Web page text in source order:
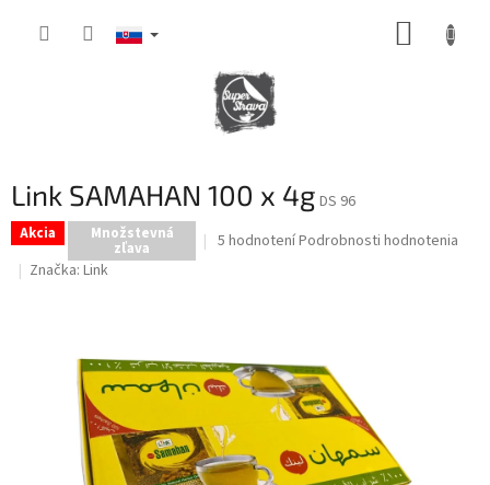
Link SAMAHAN 100 x 4g DS 96
Akcia Množstevná
zľava
Priemerné
5
hviezdičiek.
5 hodnoteníPodrobnosti hodnotenia
Značka: Link